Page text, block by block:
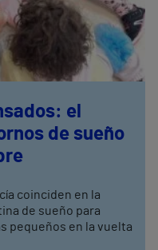
el
de sueño
coinciden en la
de sueño para
pequeños en la vuelta